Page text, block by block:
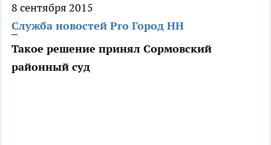
8 сентября 2015
Служба новостей Pro Город НН
Такое решение принял Сормовский
районный суд